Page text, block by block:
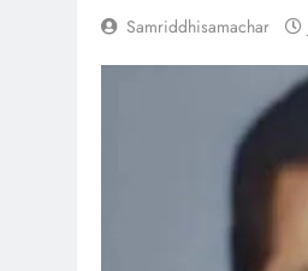
Samriddhisamachar